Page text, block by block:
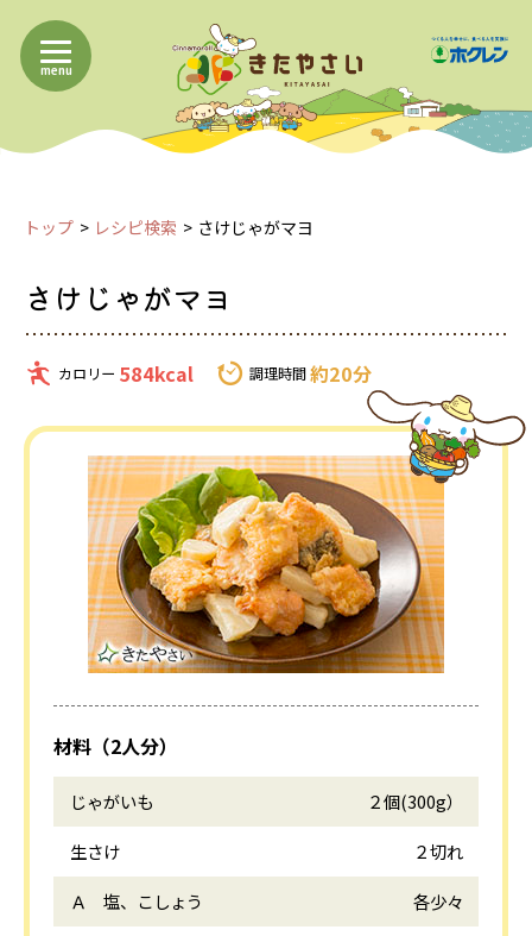
menu
トップ レシピ検索 さけじゃがマヨ
さけじゃがマヨ
カロリー 584kcal 調理時間 約20分
材料（2人分）
じゃがいも
２個(300g）
生さけ
２切れ
Ａ 塩、こしょう
各少々